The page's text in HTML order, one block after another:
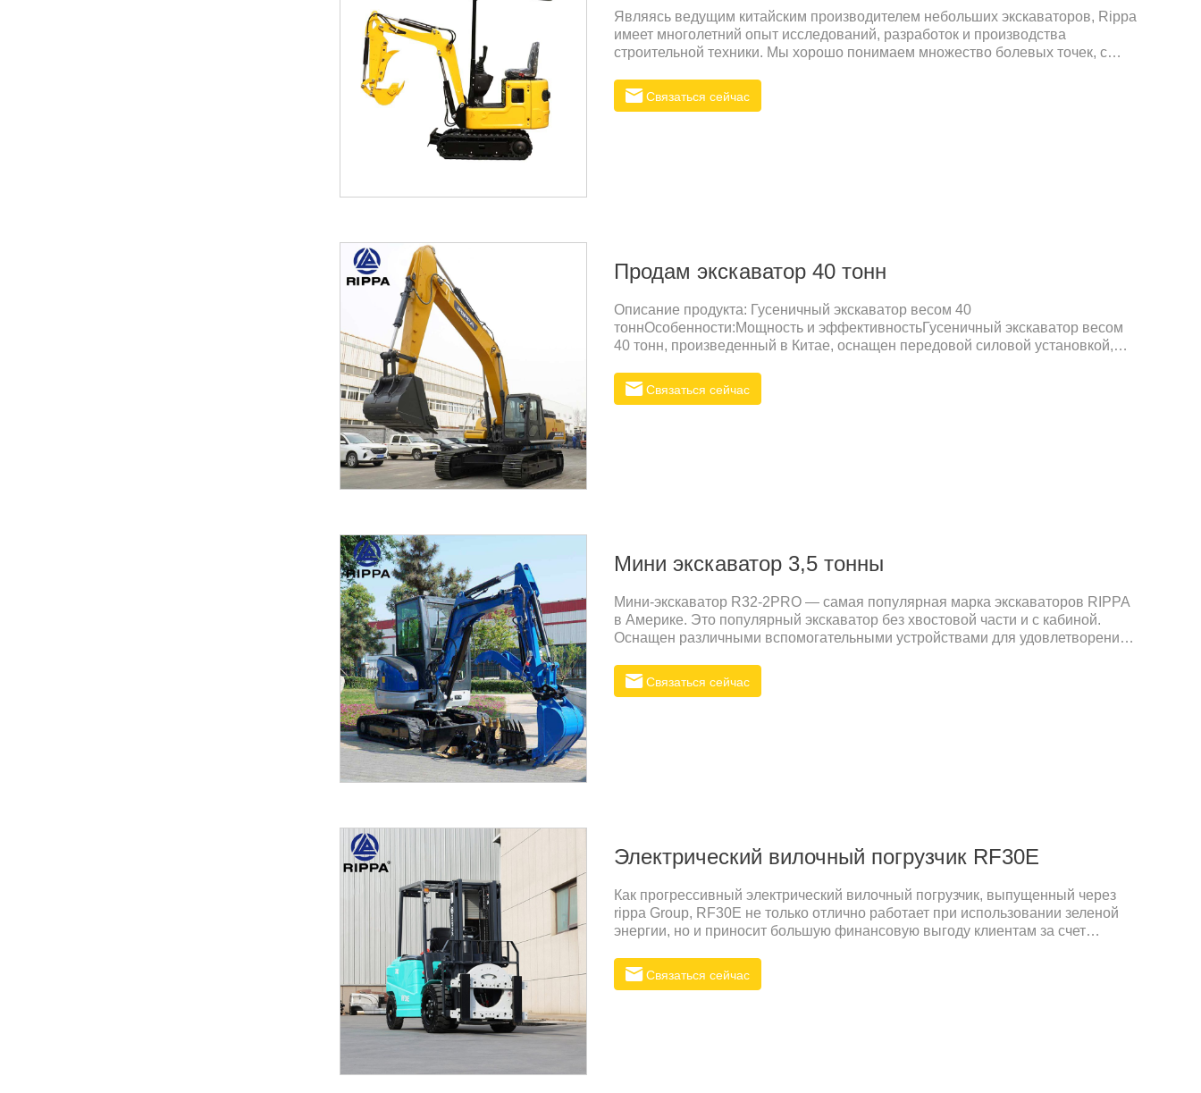
Являясь ведущим китайским производителем небольших экскаваторов, Rippa
имеет многолетний опыт исследований, разработок и производства
строительной техники. Мы хорошо понимаем множество болевых точек, с
между качеством и стоимостью, надежное послепродажное обслуживание,
долговечность оборудования и простота эксплуатации.
Связаться сейчас
Продам экскаватор 40 тонн
Описание продукта: Гусеничный экскаватор весом 40
тоннОсобенности:Мощность и эффективностьГусеничный экскаватор весом
40 тонн, произведенный в Китае, оснащен передовой силовой установкой,
сравнению с экскаваторами других брендов, это оборудование выполняет
крупные земляные работы быстрее, сокращая время на выполнение задач и
Связаться сейчас
Мини экскаватор 3,5 тонны
Мини-экскаватор R32-2PRO — самая популярная марка экскаваторов RIPPA
в Америке. Это популярный экскаватор без хвостовой части и с кабиной.
Оснащен различными вспомогательными устройствами для удовлетворения
Связаться сейчас
Электрический вилочный погрузчик RF30E
Как прогрессивный электрический вилочный погрузчик, выпущенный через
rippa Group, RF30E не только отлично работает при использовании зеленой
энергии, но и приносит большую финансовую выгоду клиентам за счет
Связаться сейчас